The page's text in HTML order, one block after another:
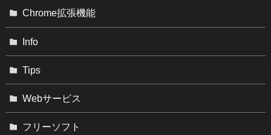
Chrome拡張機能
Info
Tips
Webサービス
フリーソフト